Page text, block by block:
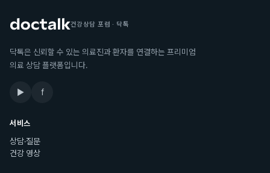
건강상담 포럼 · 닥톡
닥톡은 신뢰할 수 있는 의료진과 환자를 연결하는 프리미엄
의료 상담 플랫폼입니다.
▶ f
서비스
상담·질문
건강 영상